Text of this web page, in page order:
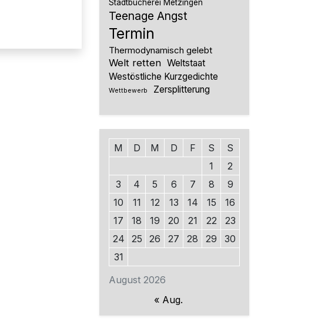
Stadtbücherei Metzingen
Teenage Angst
Termin
Thermodynamisch gelebt
Welt retten Weltstaat
Westöstliche Kurzgedichte
Wettbewerb Zersplitterung
August 2026
M D M D F S
S
1
2
3
4 5 6 7 8
9
10
11 12 13 14 15
16
17
18 19 20 21 22
23
24
25 26 27 28 29
30
31
« Aug.